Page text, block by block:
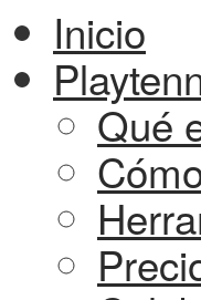
Inicio
Qué